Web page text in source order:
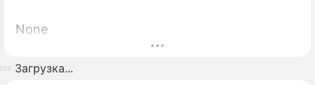
None
Загрузка...